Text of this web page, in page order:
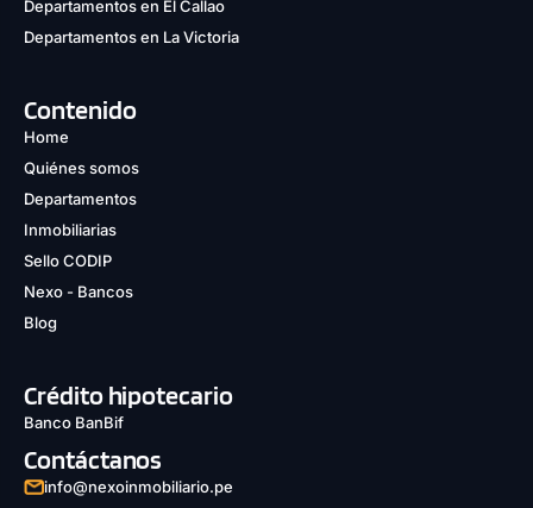
Departamentos en El Callao
Departamentos en La Victoria
Contenido
Home
Quiénes somos
Departamentos
Inmobiliarias
Sello CODIP
Nexo - Bancos
Blog
Crédito hipotecario
Banco BanBif
Contáctanos
info@nexoinmobiliario.pe